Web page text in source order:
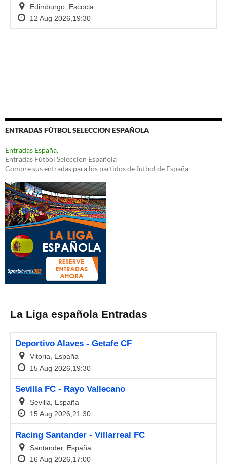
ENTRADAS FÚTBOL SELECCION ESPAÑOLA
Entradas España,
Entradas Fútbol Seleccion Española
Compre sus entradas para los partidos de futbol de España